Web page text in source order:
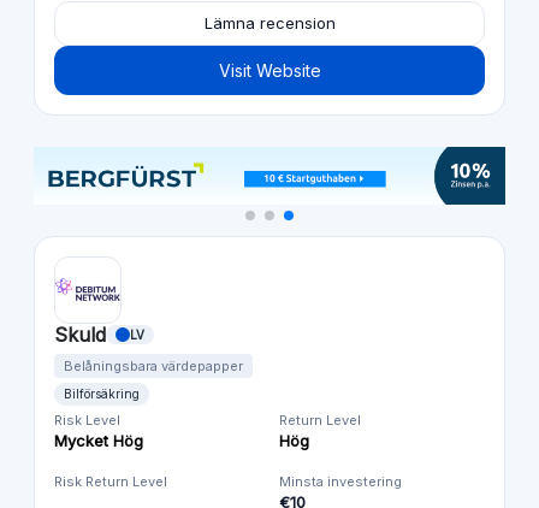
Lämna recension
Visit Website
Skuld LV
Belåningsbara värdepapper
Bilförsäkring
Risk Level
Mycket Hög
Return Level
Hög
Risk Return Level Minsta investering
€10